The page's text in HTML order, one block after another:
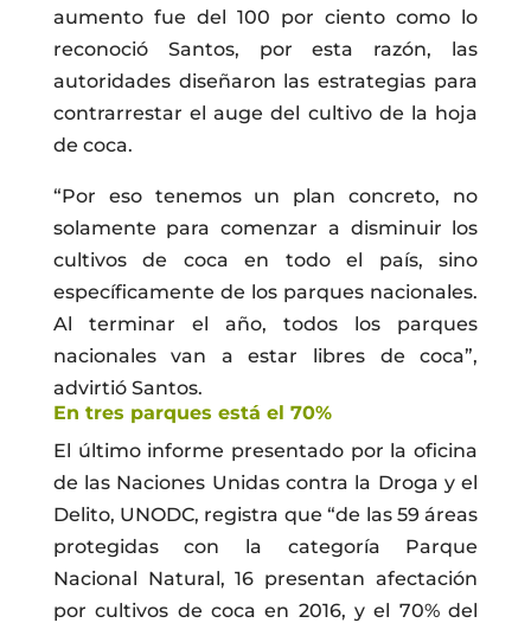
aumento fue del 100 por ciento como lo
reconoció Santos, por esta razón, las
autoridades diseñaron las estrategias para
contrarrestar el auge del cultivo de la hoja
de coca.
“Por eso tenemos un plan concreto, no
solamente para comenzar a disminuir los
cultivos de coca en todo el país, sino
específicamente de los parques nacionales.
Al terminar el año, todos los parques
nacionales van a estar libres de coca”,
advirtió Santos.
En tres parques está el 70%
El último informe presentado por la oficina
de las Naciones Unidas contra la Droga y el
Delito, UNODC, registra que “de las 59 áreas
protegidas con la categoría Parque
Nacional Natural, 16 presentan afectación
por cultivos de coca en 2016, y el 70% del